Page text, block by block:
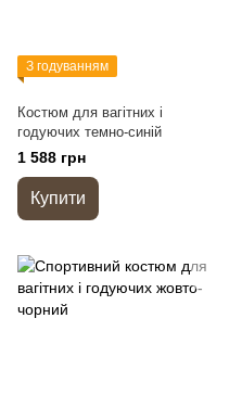
З годуванням
Костюм для вагітних і
годуючих темно-синій
1 588 грн
Купити